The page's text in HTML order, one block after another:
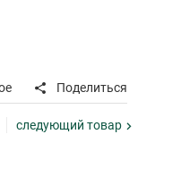
Поделиться
следующий товар